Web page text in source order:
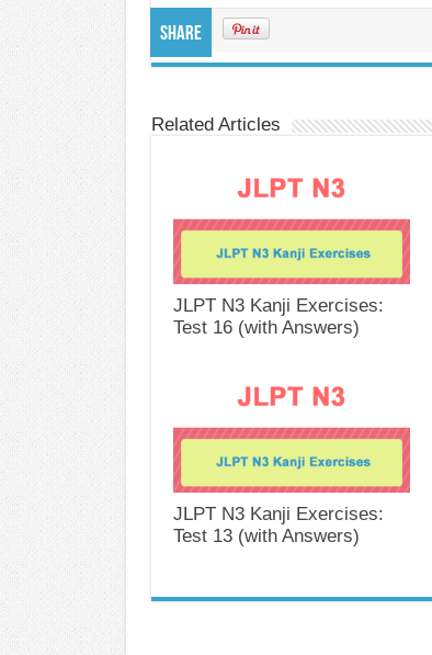
Share
Related Articles
JLPT N3 Kanji Exercises:
Test 16 (with Answers)
JLPT N3 Kanji Exercises:
Test 13 (with Answers)